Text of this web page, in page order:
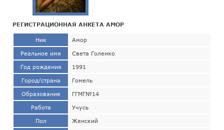
РЕГИСТРАЦИОННАЯ АНКЕТА АМОР
Ник Амор
Реальное имя Света Голенко
Год рождения 1991
Город/страна Гомель
Образование ГГМГ№14
Работа Учусь
Пол Женский